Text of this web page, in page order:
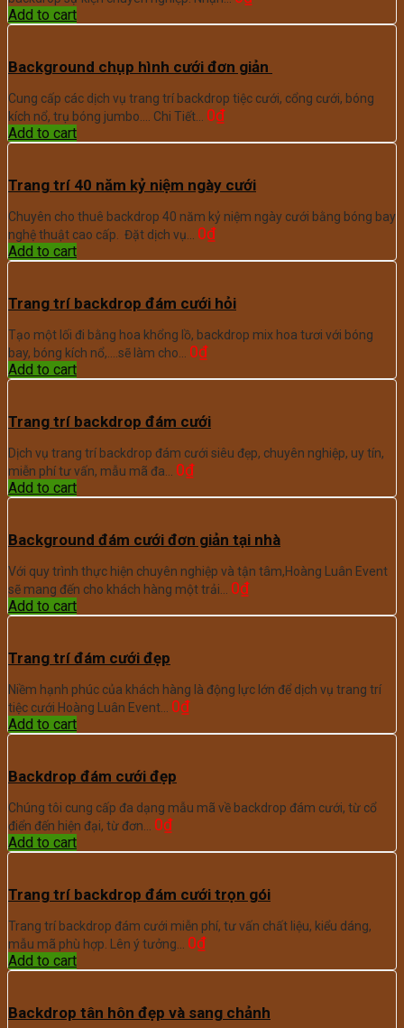
Add to cart
Background chụp hình cưới đơn giản
Cung cấp các dịch vụ trang trí backdrop tiệc cưới, cổng cưới, bóng
kích nổ, trụ bóng jumbo.... Chi Tiết… 0₫
Add to cart
Trang trí 40 năm kỷ niệm ngày cưới
Chuyên cho thuê backdrop 40 năm kỷ niệm ngày cưới bằng bóng bay
nghệ thuật cao cấp. Đặt dịch vụ… 0₫
Add to cart
Trang trí backdrop đám cưới hỏi
Tạo một lối đi bằng hoa khổng lồ, backdrop mix hoa tươi với bóng
bay, bóng kích nổ,....sẽ làm cho… 0₫
Add to cart
Trang trí backdrop đám cưới
Dịch vụ trang trí backdrop đám cưới siêu đẹp, chuyên nghiệp, uy tín,
miễn phí tư vấn, mẫu mã đa… 0₫
Add to cart
Background đám cưới đơn giản tại nhà
Với quy trình thực hiện chuyên nghiệp và tận tâm,Hoàng Luân Event
sẽ mang đến cho khách hàng một trải… 0₫
Add to cart
Trang trí đám cưới đẹp
Niềm hạnh phúc của khách hàng là động lực lớn để dịch vụ trang trí
tiệc cưới Hoàng Luân Event… 0₫
Add to cart
Backdrop đám cưới đẹp
Chúng tôi cung cấp đa dạng mẫu mã về backdrop đám cưới, từ cổ
điển đến hiện đại, từ đơn… 0₫
Add to cart
Trang trí backdrop đám cưới trọn gói
Trang trí backdrop đám cưới miễn phí, tư vấn chất liệu, kiểu dáng,
mẫu mã phù hợp. Lên ý tưởng… 0₫
Add to cart
Backdrop tân hôn đẹp và sang chảnh